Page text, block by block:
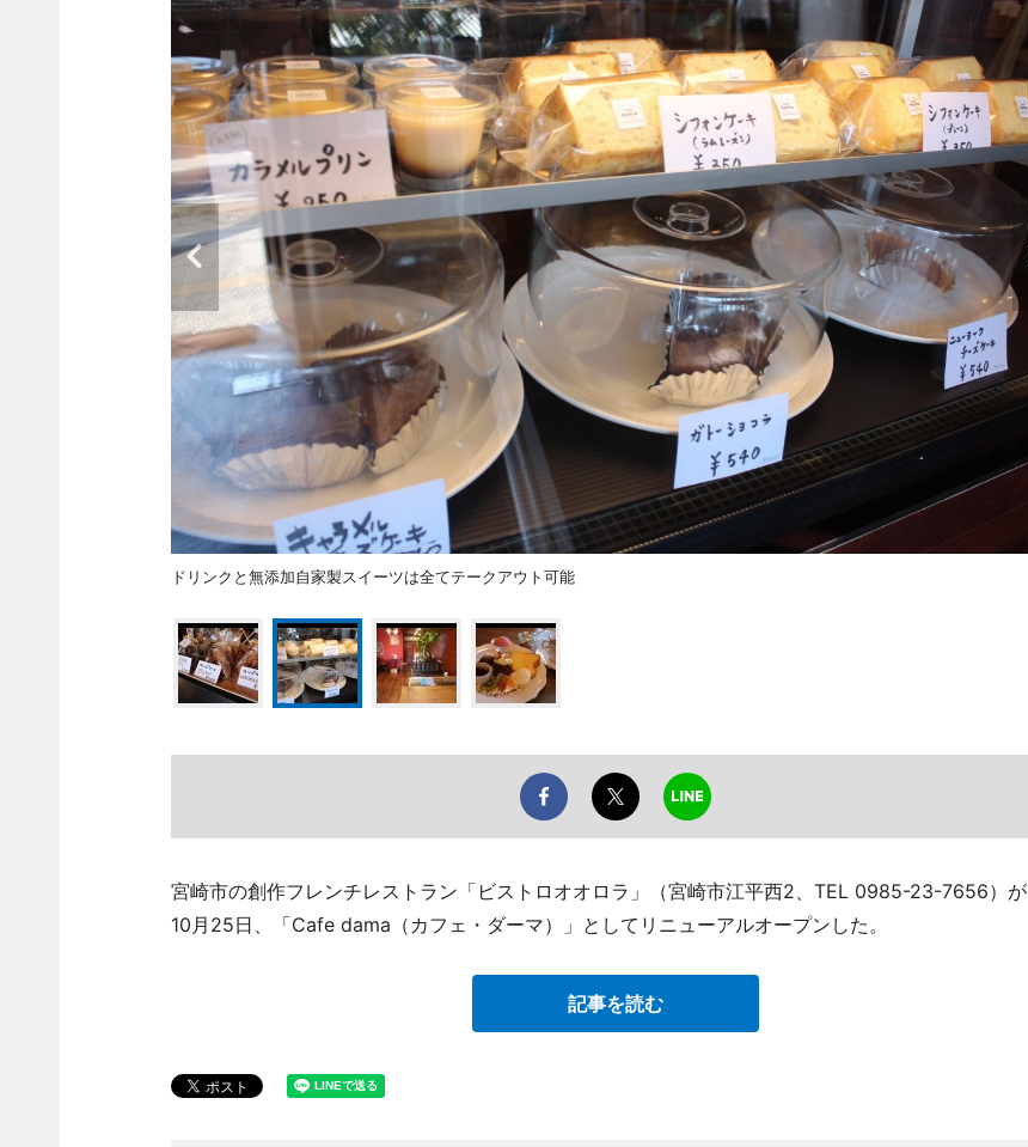
ドリンクと無添加自家製スイーツは全てテークアウト可能
宮崎市の創作フレンチレストラン「ビストロオオロラ」（宮崎市江平西2、TEL 0985-23-7656）が
10月25日、「Cafe dama（カフェ・ダーマ）」としてリニューアルオープンした。
記事を読む